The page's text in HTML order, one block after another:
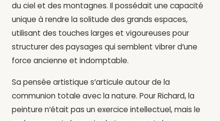
du ciel et des montagnes. Il possédait une capacité
unique à rendre la solitude des grands espaces,
utilisant des touches larges et vigoureuses pour
structurer des paysages qui semblent vibrer d’une
force ancienne et indomptable.
Sa pensée artistique s’articule autour de la
communion totale avec la nature. Pour Richard, la
peinture n’était pas un exercice intellectuel, mais le